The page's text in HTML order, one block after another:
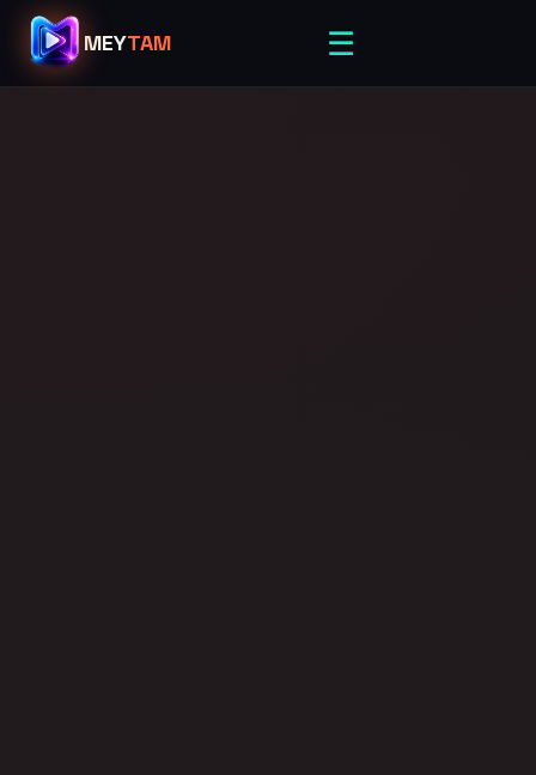
MEYTAM ☰